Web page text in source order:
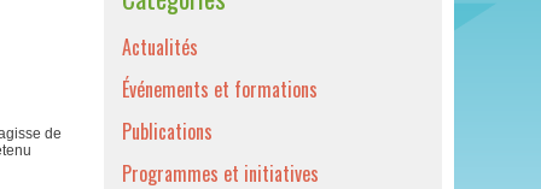
de
Actualités
Événements et formations
Publications
Programmes et initiatives